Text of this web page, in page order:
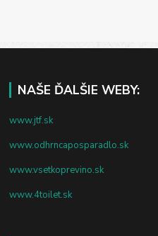
NAŠE ĎALŠIE WEBY:
www.jtf.sk
www.odhrncaposparadlo.sk
www.vsetkoprevino.sk
www.4toilet.sk